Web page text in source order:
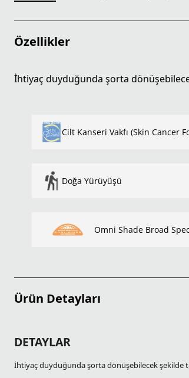
Özellikler
İhtiyaç duyduğunda şorta
Cilt Kanseri Vakfı (Skin Cancer
Doğa Yürüyüşü
Omni Shade Broad
Ürün Detayları
DETAYLAR
İhtiyaç duyduğunda şorta dönüşebilecek şekilde